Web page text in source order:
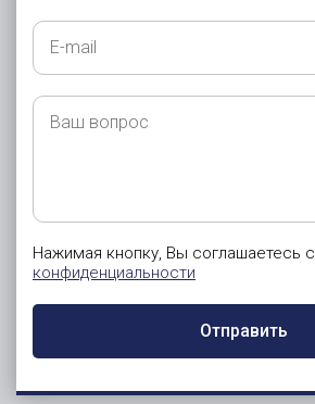
E-
mail
Ваш
вопрос
Нажимая кнопку, Вы соглашаетесь с
конфиденциальности
Отправить